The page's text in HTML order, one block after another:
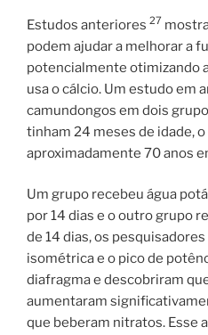
Estudos anteriores 27
podem ajudar a melhorar a
potencialmente otimizando
usa o cálcio. Um estudo em
camundongos em dois
tinham 24 meses de idade,
aproximadamente 70 anos
Um grupo recebeu água
por 14 dias e o outro grupo
de 14 dias, os
isométrica e o pico de
diafragma e descobriram
aumentaram
que beberam nitratos. Esse